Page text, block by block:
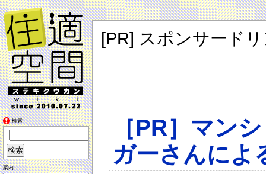
[PR] スポンサード
［PR］マン
ガーさんによ
検索
案内